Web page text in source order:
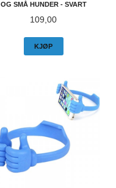
OG SMÅ HUNDER - SVART
Pris
109,00
KJØP